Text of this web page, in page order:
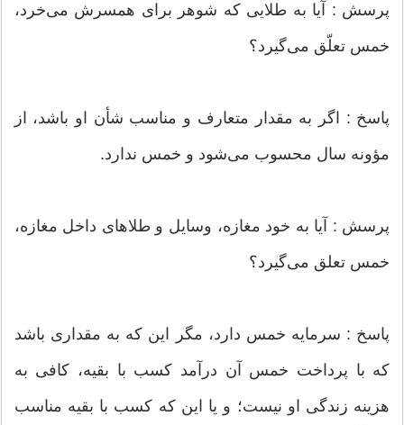
پرسش : آیا به طلایی که شوهر برای همسرش می‏‌‌خرد،
خمس تعلّق می‏‌‌گیرد؟
پاسخ : اگر به مقدار متعارف و مناسب شأن او باشد، از
مؤونه سال محسوب می‏‌‌شود و خمس ندارد.
پرسش : آیا به خود مغازه، وسایل و طلاهای داخل مغازه،
خمس تعلق می‌گیرد؟
پاسخ : سرمایه خمس دارد، مگر این که به مقداری باشد
که با پرداخت خمس آن درآمد کسب با بقیه، کافی به
هزینه زندگی او نیست؛ و یا این که کسب با بقیه مناسب